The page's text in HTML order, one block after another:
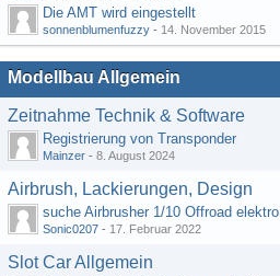
Die AMT wird eingestellt
sonnenblumenfuzzy - 14. November 2015
Modellbau Allgemein
Zeitnahme Technik & Software
Registrierung von Transponder
Mainzer - 8. August 2024
Airbrush, Lackierungen, Design
suche Airbrusher 1/10 Offroad elektro
Sonic0207 - 17. Februar 2022
Slot Car Allgemein